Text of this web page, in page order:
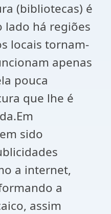
(bibliotecas) é
há regiões
locais tornam-
apenas
pouca
que lhe é
sido
a internet,
a
assim